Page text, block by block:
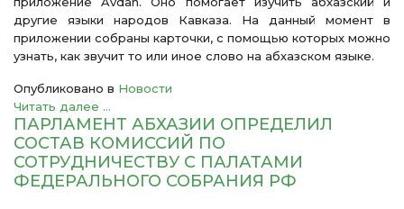
другие языки народов Кавказа. На данный момент в
приложении собраны карточки, с помощью которых можно
узнать, как звучит то или иное слово на абхазском языке.
Опубликовано в Новости
Читать далее ...
ПАРЛАМЕНТ АБХАЗИИ ОПРЕДЕЛИЛ
СОСТАВ КОМИССИЙ ПО
СОТРУДНИЧЕСТВУ С ПАЛАТАМИ
ФЕДЕРАЛЬНОГО СОБРАНИЯ РФ